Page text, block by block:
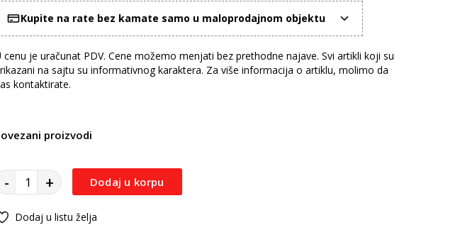
Kupite na rate bez kamate samo u maloprodajnom objektu
cenu je uračunat PDV. Cene možemo menjati bez prethodne najave. Svi artikli koji su
na sajtu su informativnog karaktera. Za više informacija o artiklu, molimo da
kontaktirate.
proizvodi
- + Dodaj u korpu
Dodaj u listu želja